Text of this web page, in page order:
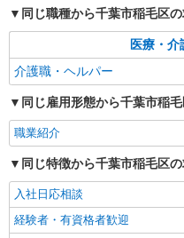
正社員
エイジフリーハウス千葉穴川
介護職／
力・資格等
実務者研修
遇改善加算
資格手当 〇
時間外勤務
日勤務手当
毛区穴川三
キープ
同じ職種から千葉市稲毛区
医療・介
介護職・ヘルパー
同じ雇用形態から千葉市稲
職業紹介
同じ特徴から千葉市稲毛区
入社日応相談
経験者・有資格者歓迎